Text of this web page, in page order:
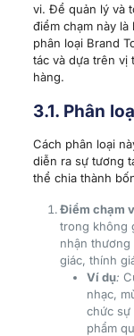
vi. Để quản lý và
điểm chạm này
phân loại Brand
tác và dựa trên vị
hàng.
3.1. Phân
Cách phân loại
diễn ra sự tương
thể chia thành
Điểm chạm
trong không
nhận
giác, thính
Ví dụ:
nhạc,
chức sự
phẩm